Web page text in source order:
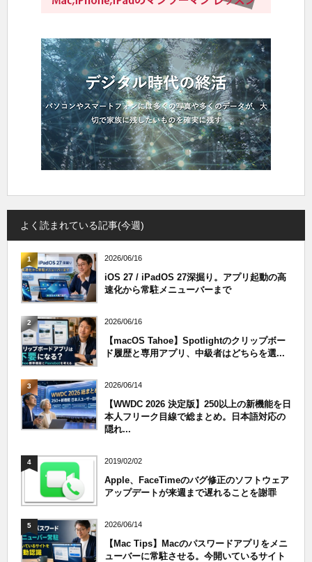
よく読まれている記事(今週)
1 2026/06/16
iOS 27 / iPadOS 27深掘り。アプリ起動の高
速化から常駐メニューバーまで
2 2026/06/16
【macOS Tahoe】Spotlightのクリップボー
ド履歴と専用アプリ、中級者はどちらを選...
3 2026/06/14
【WWDC 2026 決定版】250以上の新機能を日
本人フリーク目線で総まとめ。日本語対応の
隠れ...
4 2019/02/02
Apple、FaceTimeのバグ修正のソフトウェア
アップデートが来週まで遅れることを謝罪
5 2026/06/14
【Mac Tips】Macのパスワードアプリをメニ
ューバーに常駐させる。今開いているサイト